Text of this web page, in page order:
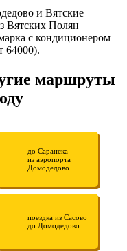
и Вятские
Полян
с кондиционером
64000).
маршруты
до Саранска
из аэропорта
Домодедово
поездка из Сасово
до Домодедово